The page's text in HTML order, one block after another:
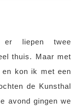
liepen twee
thuis. Maar met
en kon ik met een
de Kunsthal
avond gingen we